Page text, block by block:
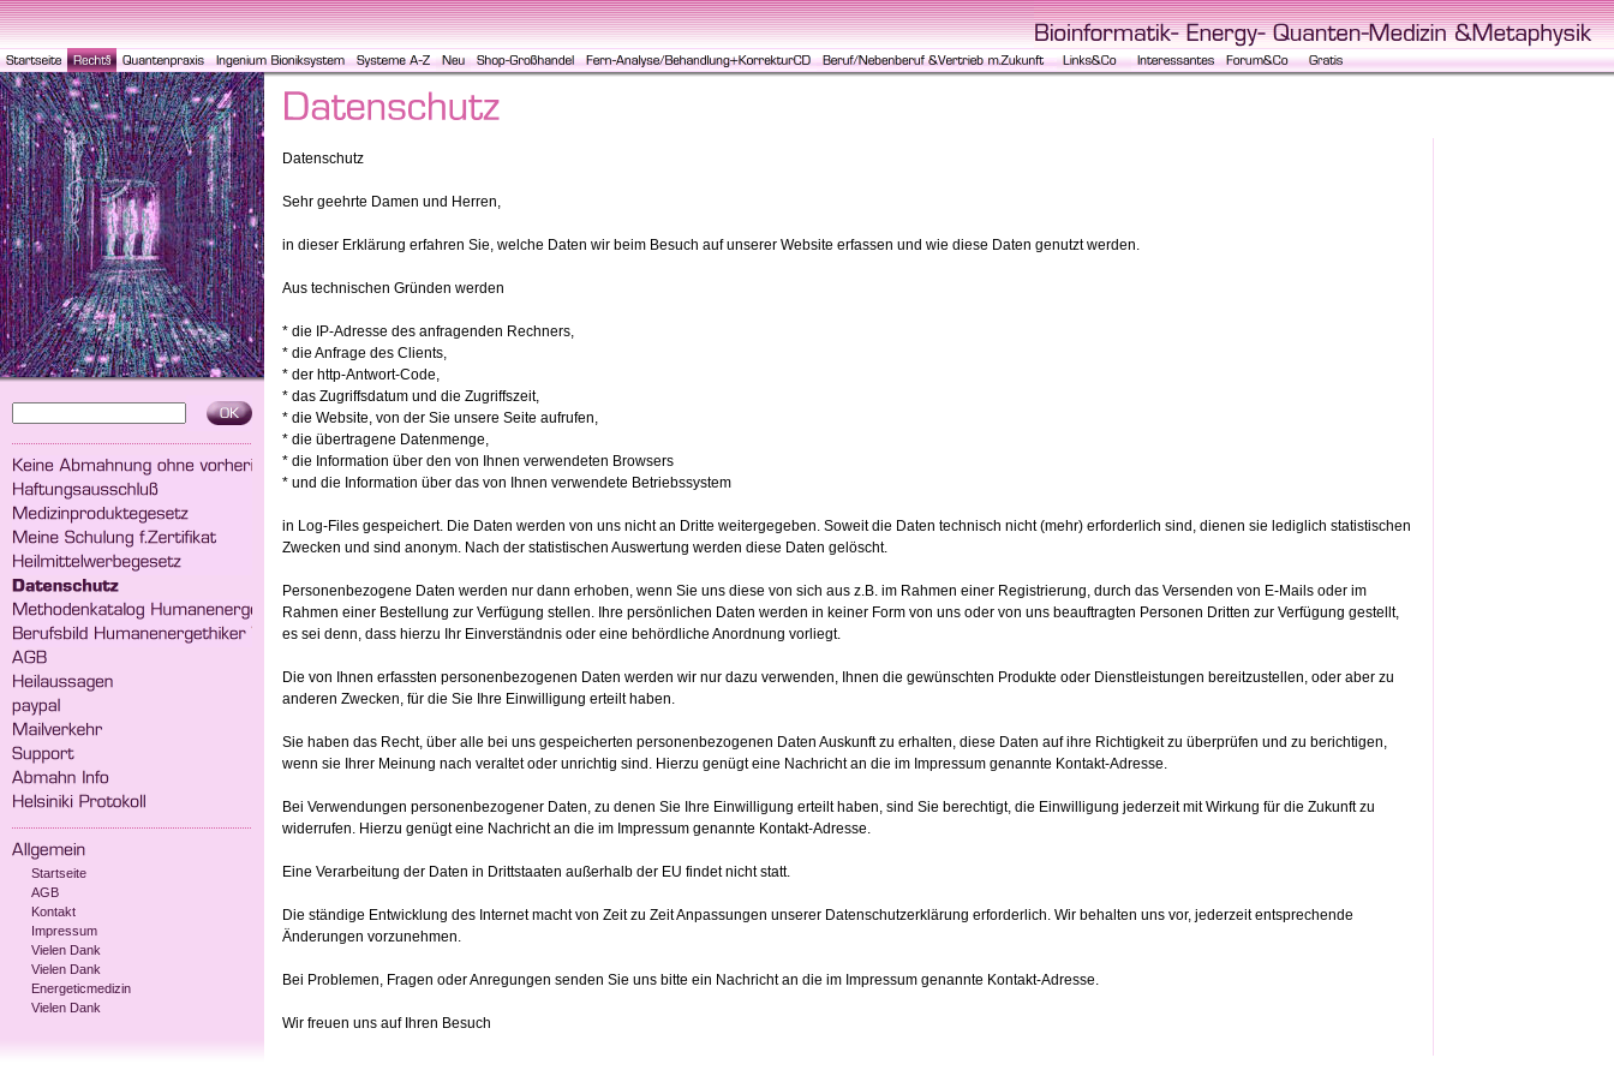
Startseite
AGB
Kontakt
Impressum
Vielen Dank
Vielen Dank
Energeticmedizin
Vielen Dank
Datenschutz
Sehr geehrte Damen und Herren,
in dieser Erklärung erfahren Sie, welche Daten wir beim Besuch auf unserer Website erfassen und wie diese Daten genutzt werden.
Aus technischen Gründen werden
* die IP-Adresse des anfragenden Rechners,
* die Anfrage des Clients,
* der http-Antwort-Code,
* das Zugriffsdatum und die Zugriffszeit,
* die Website, von der Sie unsere Seite aufrufen,
* die übertragene Datenmenge,
* die Information über den von Ihnen verwendeten Browsers
* und die Information über das von Ihnen verwendete Betriebssystem
in Log-Files gespeichert. Die Daten werden von uns nicht an Dritte weitergegeben. Soweit die Daten technisch nicht (mehr) erforderlich sind, dienen sie lediglich statistischen
Zwecken und sind anonym. Nach der statistischen Auswertung werden diese Daten gelöscht.
Personenbezogene Daten werden nur dann erhoben, wenn Sie uns diese von sich aus z.B. im Rahmen einer Registrierung, durch das Versenden von E-Mails oder im
Rahmen einer Bestellung zur Verfügung stellen. Ihre persönlichen Daten werden in keiner Form von uns oder von uns beauftragten Personen Dritten zur Verfügung gestellt,
es sei denn, dass hierzu Ihr Einverständnis oder eine behördliche Anordnung vorliegt.
Die von Ihnen erfassten personenbezogenen Daten werden wir nur dazu verwenden, Ihnen die gewünschten Produkte oder Dienstleistungen bereitzustellen, oder aber zu
anderen Zwecken, für die Sie Ihre Einwilligung erteilt haben.
Sie haben das Recht, über alle bei uns gespeicherten personenbezogenen Daten Auskunft zu erhalten, diese Daten auf ihre Richtigkeit zu überprüfen und zu berichtigen,
wenn sie Ihrer Meinung nach veraltet oder unrichtig sind. Hierzu genügt eine Nachricht an die im Impressum genannte Kontakt-Adresse.
Bei Verwendungen personenbezogener Daten, zu denen Sie Ihre Einwilligung erteilt haben, sind Sie berechtigt, die Einwilligung jederzeit mit Wirkung für die Zukunft zu
widerrufen. Hierzu genügt eine Nachricht an die im Impressum genannte Kontakt-Adresse.
Eine Verarbeitung der Daten in Drittstaaten außerhalb der EU findet nicht statt.
Die ständige Entwicklung des Internet macht von Zeit zu Zeit Anpassungen unserer Datenschutzerklärung erforderlich. Wir behalten uns vor, jederzeit entsprechende
Änderungen vorzunehmen.
Bei Problemen, Fragen oder Anregungen senden Sie uns bitte ein Nachricht an die im Impressum genannte Kontakt-Adresse.
Wir freuen uns auf Ihren Besuch